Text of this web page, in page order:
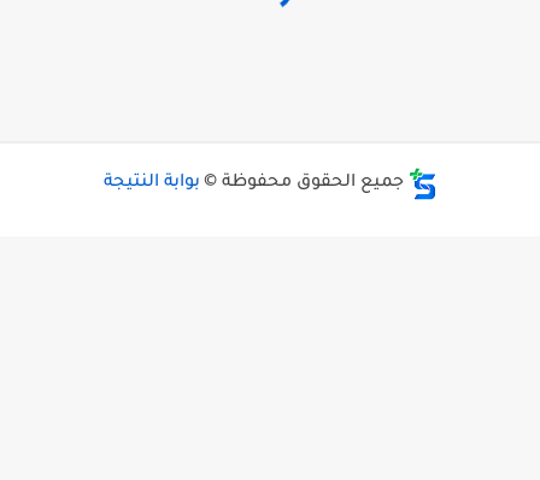
جميع الحقوق محفوظة © بوابة النتيجة